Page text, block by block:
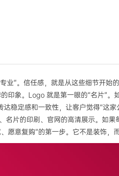
”。信任感，就是从这些细节开始的
象。Logo 就是第一眼的“名片”。
定感和一致性，让客户觉得“这家
的印刷、官网的高清展示。如果
意复购”的第一步。它不是装饰，